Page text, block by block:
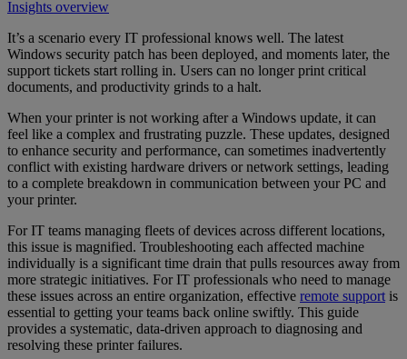
Insights overview
It’s a scenario every IT professional knows well. The latest
Windows security patch has been deployed, and moments later, the
support tickets start rolling in. Users can no longer print critical
documents, and productivity grinds to a halt.
When your printer is not working after a Windows update, it can
feel like a complex and frustrating puzzle. These updates, designed
to enhance security and performance, can sometimes inadvertently
conflict with existing hardware drivers or network settings, leading
to a complete breakdown in communication between your PC and
your printer.
For IT teams managing fleets of devices across different locations,
this issue is magnified. Troubleshooting each affected machine
individually is a significant time drain that pulls resources away from
more strategic initiatives. For IT professionals who need to manage
these issues across an entire organization, effective remote supportis
essential to getting your teams back online swiftly. This guide
provides a systematic, data-driven approach to diagnosing and
resolving these printer failures.